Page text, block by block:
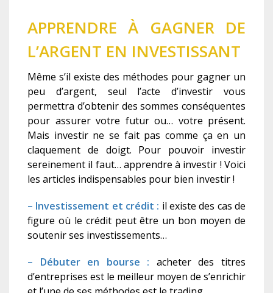
APPRENDRE À GAGNER DE
L’ARGENT EN INVESTISSANT
Même s’il existe des méthodes pour gagner un
peu d’argent, seul l’acte d’investir vous
permettra d’obtenir des sommes conséquentes
pour assurer votre futur ou… votre présent.
Mais investir ne se fait pas comme ça en un
claquement de doigt. Pour pouvoir investir
sereinement il faut… apprendre à investir ! Voici
les articles indispensables pour bien investir !
– Investissement et crédit : il existe des cas de
figure où le crédit peut être un bon moyen de
soutenir ses investissements…
– Débuter en bourse : acheter des titres
d’entreprises est le meilleur moyen de s’enrichir